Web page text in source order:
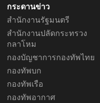
กระดานข่าว
สำนักงานรัฐมนตรี
สำนักงานปลัดกระทรวง
กลาโหม
กองบัญชาการกองทัพไทย
กองทัพบก
กองทัพเรือ
กองทัพอากาศ